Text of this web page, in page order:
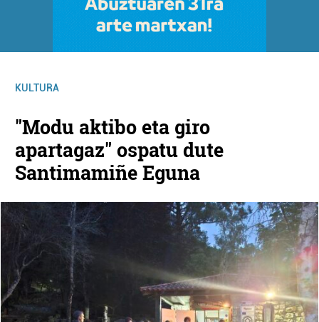
KULTURA
"Modu aktibo eta giro
apartagaz" ospatu dute
Santimamiñe Eguna